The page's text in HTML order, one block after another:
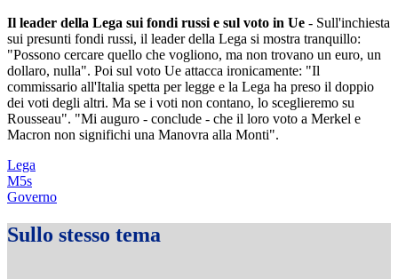
Il leader della Lega sui fondi russi e sul voto in Ue - Sull'inchiesta
sui presunti fondi russi, il leader della Lega si mostra tranquillo:
"Possono cercare quello che vogliono, ma non trovano un euro, un
dollaro, nulla". Poi sul voto Ue attacca ironicamente: "Il
commissario all'Italia spetta per legge e la Lega ha preso il doppio
dei voti degli altri. Ma se i voti non contano, lo sceglieremo su
Rousseau". "Mi auguro - conclude - che il loro voto a Merkel e
Macron non significhi una Manovra alla Monti".
Lega
M5s
Governo
Sullo stesso tema